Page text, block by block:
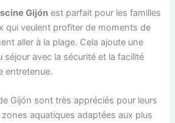
Gijón est parfait pour les familles
qui veulent profiter de moments de
aller à la plage. Cela ajoute une
séjour avec la sécurité et la facilité
entretenue.
Gijón sont très appréciés pour leurs
aquatiques adaptées aux plus